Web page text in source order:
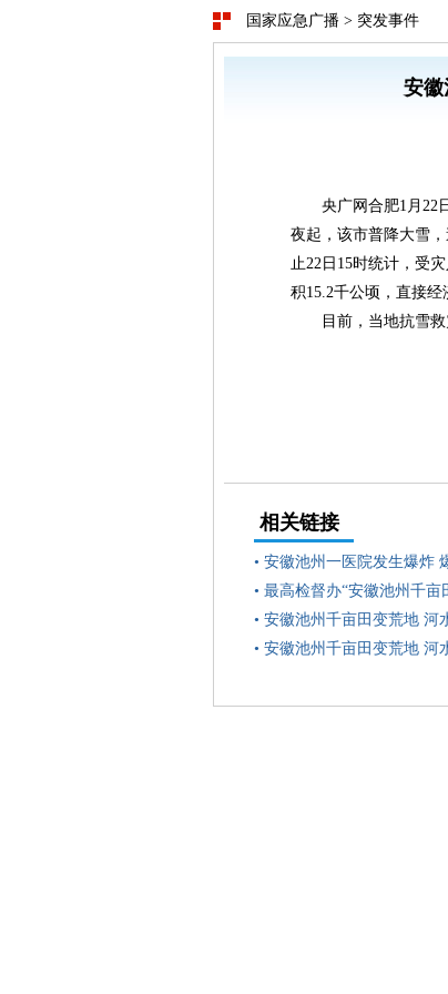
国家应急广播 > 突发事件
安徽
央广网合肥1月22日
夜起，该市普降大雪
止22日15时统计，受
积15.2千公顷，直接经
目前，当地抗雪救
相关链接
• 安徽池州一医院发生爆炸
• 最高检督办“安徽池州千亩
• 安徽池州千亩田变荒地 河
• 安徽池州千亩田变荒地 河